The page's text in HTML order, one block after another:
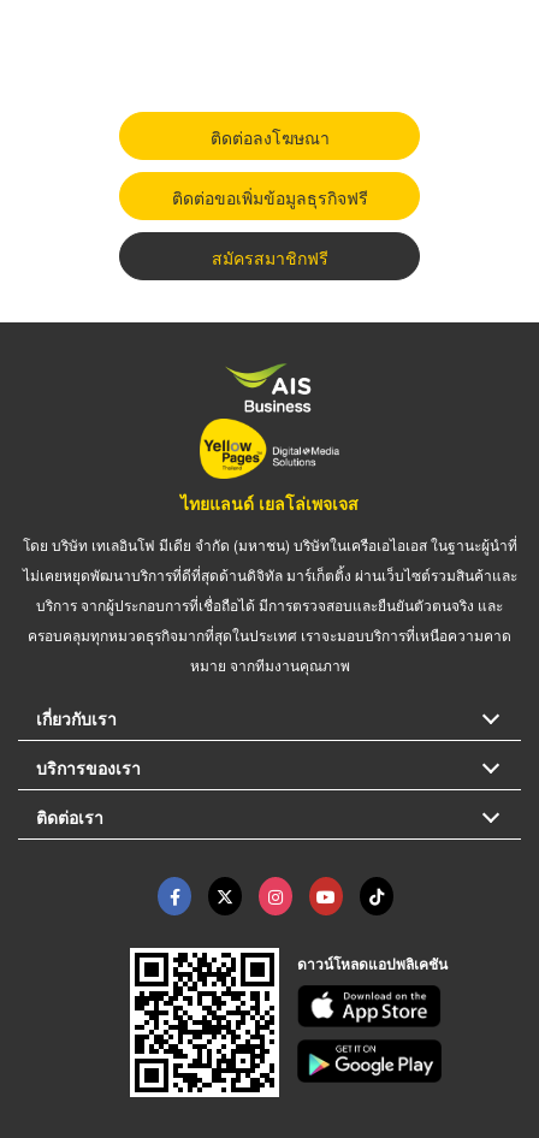
ติดต่อลงโฆษณา
ติดต่อขอเพิ่มข้อมูลธุรกิจฟรี
สมัครสมาชิกฟรี
ไทยแลนด์ เยลโล่เพจเจส
โดย บริษัท เทเลอินโฟ มีเดีย จำกัด (มหาชน) บริษัทในเครือเอไอเอส ในฐานะผู้นำที่
ไม่เคยหยุดพัฒนาบริการที่ดีที่สุดด้านดิจิทัล มาร์เก็ตติ้ง ผ่านเว็บไซต์รวมสินค้าและ
บริการ จากผู้ประกอบการที่เชื่อถือได้ มีการตรวจสอบและยืนยันตัวตนจริง และ
ครอบคลุมทุกหมวดธุรกิจมากที่สุดในประเทศ เราจะมอบบริการที่เหนือความคาด
หมาย จากทีมงานคุณภาพ
เกี่ยวกับเรา
บริการของเรา
ติดต่อเรา
ดาวน์โหลดแอปพลิเคชัน